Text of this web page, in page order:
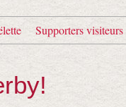
Supporters visiteurs